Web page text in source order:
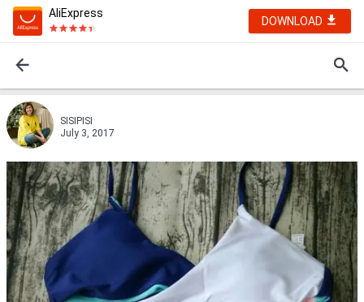
AliExpress
DOWNLOAD
SISIPISI
July 3, 2017